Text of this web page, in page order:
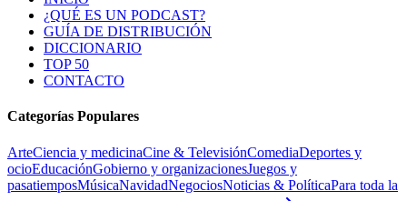
¿QUÉ ES UN PODCAST?
GUÍA DE DISTRIBUCIÓN
DICCIONARIO
TOP 50
CONTACTO
Categorías Populares
ArteCiencia y medicinaCine & TelevisiónComediaDeportes y
ocioEducaciónGobierno y organizacionesJuegos y
pasatiemposMúsicaNavidadNegociosNoticias & PolíticaPara toda la